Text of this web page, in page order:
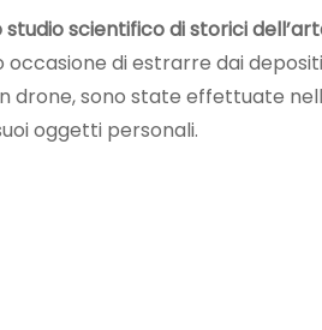
scientifico di storici
occasione di estrarre dai
drone, sono state effettuate
oggetti personali.